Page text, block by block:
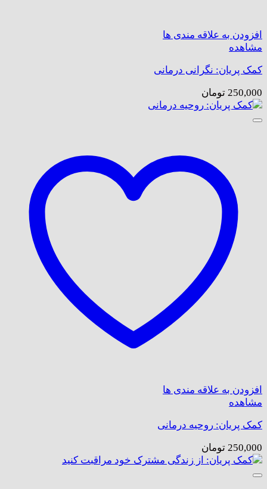
افزودن به علاقه مندی ها
مشاهده
کمک پریان: نگرانی درمانی
250,000 تومان
افزودن به علاقه مندی ها
مشاهده
کمک پریان: روحیه درمانی
250,000 تومان